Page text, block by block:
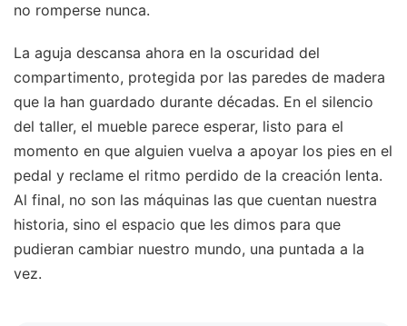
no romperse nunca.
La aguja descansa ahora en la oscuridad del
compartimento, protegida por las paredes de madera
que la han guardado durante décadas. En el silencio
del taller, el mueble parece esperar, listo para el
momento en que alguien vuelva a apoyar los pies en el
pedal y reclame el ritmo perdido de la creación lenta.
Al final, no son las máquinas las que cuentan nuestra
historia, sino el espacio que les dimos para que
pudieran cambiar nuestro mundo, una puntada a la
vez.